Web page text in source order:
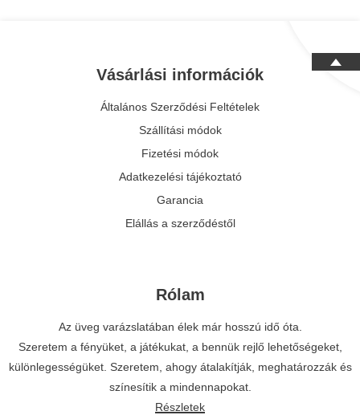
Vásárlási információk
Általános Szerződési Feltételek
Szállítási módok
Fizetési módok
Adatkezelési tájékoztató
Garancia
Elállás a szerződéstől
Rólam
Az üveg varázslatában élek már hosszú idő óta.
Szeretem a fényüket, a játékukat, a bennük rejlő lehetőségeket,
különlegességüket. Szeretem, ahogy átalakítják, meghatározzák és
színesítik a mindennapokat.
Részletek